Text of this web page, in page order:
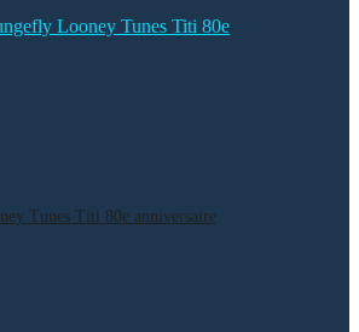
Tunes Titi 80e anniversaire